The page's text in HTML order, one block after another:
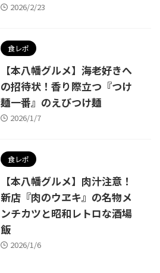
2026/2/23
食レポ
【本八幡グルメ】海老好きへ
の招待状！香り際立つ『つけ
麺一番』のえびつけ麺
2026/1/7
食レポ
【本八幡グルメ】肉汁注意！
新店『肉のウヱキ』の名物メ
ンチカツと昭和レトロな酒場
飯
2026/1/6